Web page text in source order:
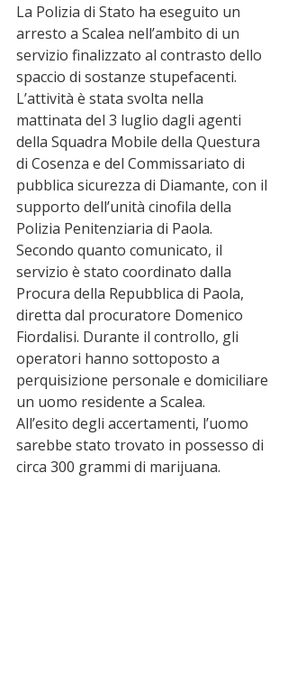
La Polizia di Stato ha eseguito un
arresto a Scalea nell’ambito di un
servizio finalizzato al contrasto dello
spaccio di sostanze stupefacenti.
L’attività è stata svolta nella
mattinata del 3 luglio dagli agenti
della Squadra Mobile della Questura
di Cosenza e del Commissariato di
pubblica sicurezza di Diamante, con il
supporto dell’unità cinofila della
Polizia Penitenziaria di Paola.
Secondo quanto comunicato, il
servizio è stato coordinato dalla
Procura della Repubblica di Paola,
diretta dal procuratore Domenico
Fiordalisi. Durante il controllo, gli
operatori hanno sottoposto a
perquisizione personale e domiciliare
un uomo residente a Scalea.
All’esito degli accertamenti, l’uomo
sarebbe stato trovato in possesso di
circa 300 grammi di marijuana.